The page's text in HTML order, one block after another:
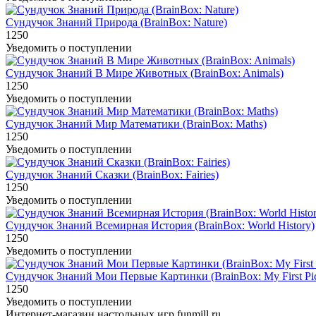
Сундучок Знаний Природа (BrainBox: Nature)
1250
Уведомить о поступлении
Сундучок Знаний В Мире Животных (BrainBox: Animals)
1250
Уведомить о поступлении
Сундучок Знаний Мир Математики (BrainBox: Maths)
1250
Уведомить о поступлении
Сундучок Знаний Сказки (BrainBox: Fairies)
1250
Уведомить о поступлении
Сундучок Знаний Всемирная История (BrainBox: World History)
1250
Уведомить о поступлении
Сундучок Знаний Мои Первые Картинки (BrainBox: My First
1250
Уведомить о поступлении